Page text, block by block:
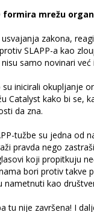
formira mrežu
zakona,
SLAPP-a kao
samo novinari već
su inicirali okupljanje
Catalyst kako bi se,
da zna.
tužbe su jedna od
pravda nego
koji propitkuju
bori protiv takve
nametnuti kao
tu nije završena! I